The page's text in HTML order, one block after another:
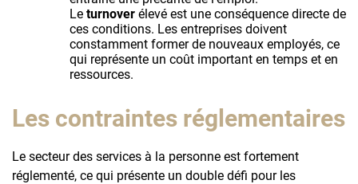
Le turnover élevé est une conséquence directe de
ces conditions. Les entreprises doivent
constamment former de nouveaux employés, ce
qui représente un coût important en temps et en
ressources.
Les contraintes réglementaires
Le secteur des services à la personne est fortement
réglementé, ce qui présente un double défi pour les